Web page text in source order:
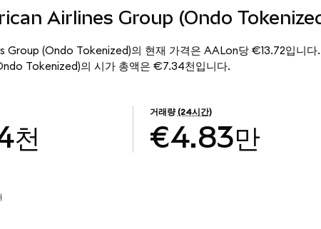
Airlines Group (Ondo
Group (Ondo Tokenized)의 현재 가격은 AALon당 €13.72입니
Tokenized)의 시가 총액은 €7.34천입니다.
천
거래량 (24시간)
€4.83만